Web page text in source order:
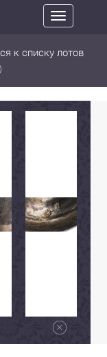
Toggle
navigation
к списку лотов